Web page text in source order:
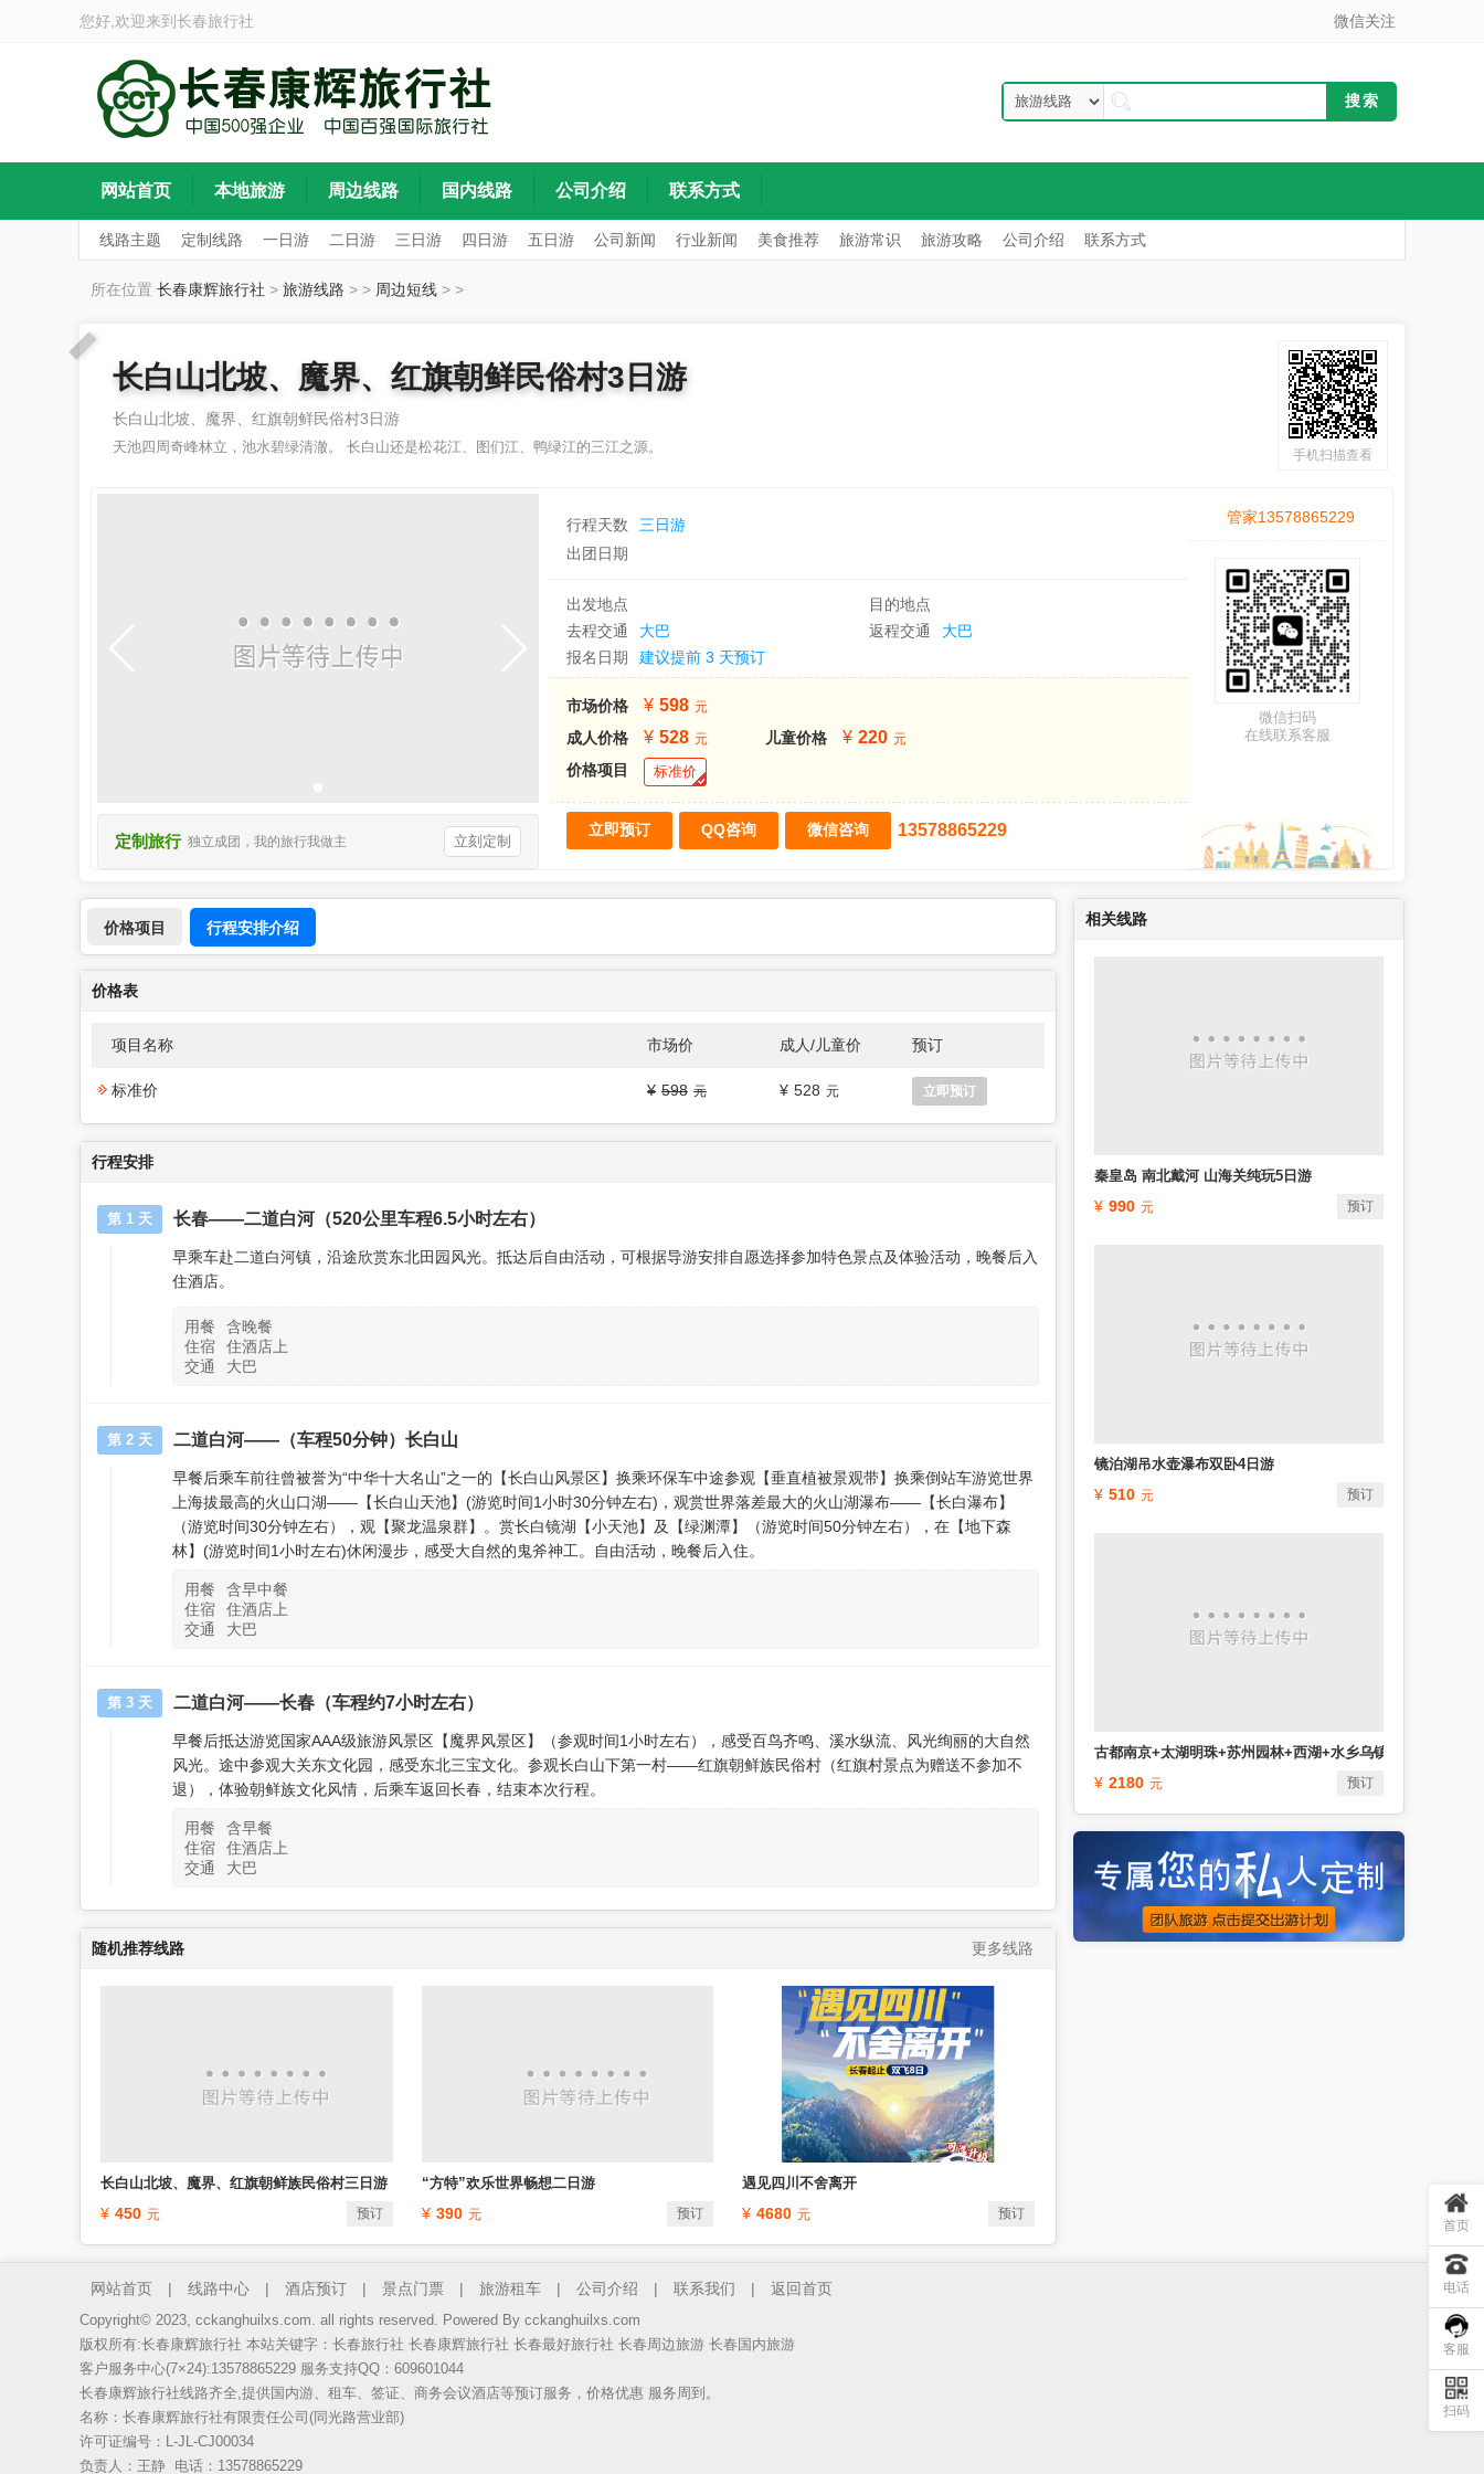
微信关注
您好,欢迎来到 长春旅行社
网站首页 本地旅游 周边线路 国内线路 公司介绍 联系方式
线路主题 定制线路 一日游 二日游 三日游 四日游 五日游 公司新闻 行业新闻 美食推荐 旅游常识 旅游攻略 公司介绍 联系方式
所在位置 长春康辉旅行社 > 旅游线路 > > 周边短线 > >
长白山北坡、魔界、红旗朝鲜民俗村3日游
长白山北坡、魔界、红旗朝鲜民俗村3日游
天池四周奇峰林立，池水碧绿清澈。 长白山还是松花江、图们江、鸭绿江的三江之源。 手机扫描查看
定制旅行 独立成团，我的旅行我做主 立刻定制
行程天数
三日游
出团日期
出发地点
目的地点
去程交通
大巴 返程交通
大巴
报名日期
建议提前 3 天预订
市场价格 598
成人价格 528 儿童价格 220
价格项目 标准价
13578865229
管家13578865229
微信扫码
在线联系客服
价格项目 行程安排介绍
价格表
项目名称 市场价 成人/儿童价 预订
标准价 598 528 立即预订
行程安排
第 1 天 长春——二道白河（520公里车程6.5小时左右）
早乘车赴二道白河镇，沿途欣赏东北田园风光。抵达后自由活动，可根据导游安排自愿选择参加特色景点及体验活动，晚餐后入
住酒店。
用餐
含晚餐
住宿
住酒店上
交通
大巴
第 2 天 二道白河——（车程50分钟）长白山
早餐后乘车前往曾被誉为“中华十大名山”之一的【长白山风景区】换乘环保车中途参观【垂直植被景观带】换乘倒站车游览世界
上海拔最高的火山口湖——【长白山天池】(游览时间1小时30分钟左右)，观赏世界落差最大的火山湖瀑布——【长白瀑布】
（游览时间30分钟左右），观【聚龙温泉群】。赏长白镜湖【小天池】及【绿渊潭】（游览时间50分钟左右），在【地下森
林】(游览时间1小时左右)休闲漫步，感受大自然的鬼斧神工。自由活动，晚餐后入住。
用餐
含早中餐
住宿
住酒店上
交通
大巴
第 3 天 二道白河——长春（车程约7小时左右）
早餐后抵达游览国家AAA级旅游风景区【魔界风景区】（参观时间1小时左右），感受百鸟齐鸣、溪水纵流、风光绚丽的大自然
风光。途中参观大关东文化园，感受东北三宝文化。参观长白山下第一村——红旗朝鲜族民俗村（红旗村景点为赠送不参加不
退），体验朝鲜族文化风情，后乘车返回长春，结束本次行程。
用餐
含早餐
住宿
住酒店上
交通
大巴
更多线路
随机推荐线路
长白山北坡、魔界、红旗朝鲜族民俗村三日游
450 预订
“方特”欢乐世界畅想二日游
390 预订
遇见四川不舍离开
4680 预订
相关线路
秦皇岛 南北戴河 山海关纯玩5日游
990 预订
镜泊湖吊水壶瀑布双卧4日游
510 预订
古都南京+太湖明珠+苏州园林+西湖+水乡乌镇+上海休闲6日
2180 预订
网站首页 | 线路中心 | 酒店预订 | 景点门票 | 旅游租车 | 公司介绍 | 联系我们 | 返回首页
Copyright© 2023, cckanghuilxs.com. all rights reserved. Powered By cckanghuilxs.com
版权所有:长春康辉旅行社 本站关键字： 长春旅行社 长春康辉旅行社 长春最好旅行社 长春周边旅游 长春国内旅游
客户服务中心(7×24):13578865229 服务支持QQ： 609601044
长春康辉旅行社线路齐全,提供国内游、租车、签证、商务会议酒店等预订服务，价格优惠 服务周到。
名称：长春康辉旅行社有限责任公司(同光路营业部)
许可证编号：L-JL-CJ00034
负责人：王静 电话：13578865229
首页
电话
客服
扫码